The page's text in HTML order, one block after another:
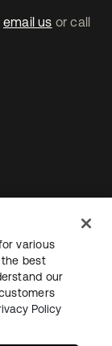
email us or call
Sicherheit
various
best
our
Policy